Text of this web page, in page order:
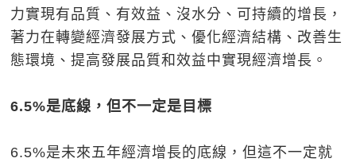
力實現有品質、有效益、沒水分、可持續的增長，
著力在轉變經濟發展方式、優化經濟結構、改善生
態環境、提高發展品質和效益中實現經濟增長。
6.5%是底線，但不一定是目標
6.5%是未來五年經濟增長的底線，但這不一定就